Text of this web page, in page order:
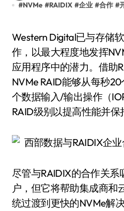
#NVMe #RAIDIX #企业 #合作 #
Western Digital已与存储软件公司RAIDIX合
作，以最大程度地发挥
应用程序中的潜力。借助
NVMe RAID能够从每秒
个数据输入/输出操作（
RAID级别以提高性能并保
尽管与RAIDIX的合作关系
户，但它将帮助集成商和
统过渡到更快的NVMe解